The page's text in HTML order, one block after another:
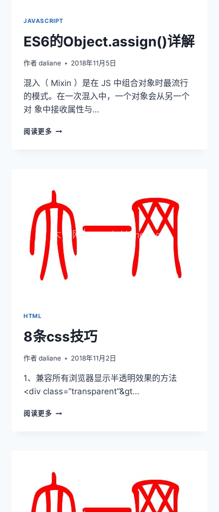
JAVASCRIPT
ES6的Object.assign()详解
作者 daliane 2018年11月5日
混入（ Mixin ）是在 JS 中组合对象时最流行
的模式。在一次混入中，一个对象会从另一个
对 象中接收属性与…
阅读更多 ES6
HTML
8条css技巧
作者 daliane 2018年11月2日
1、兼容所有浏览器显示半透明效果的方法
<div class=”transparent”&gt…
阅读更多 8